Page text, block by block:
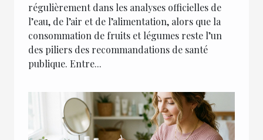
régulièrement dans les analyses officielles de
l’eau, de l’air et de l’alimentation, alors que la
consommation de fruits et légumes reste l’un
des piliers des recommandations de santé
publique. Entre...